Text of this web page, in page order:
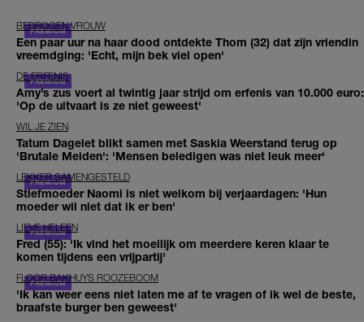
BEDROGEN VROUW
Een paar uur na haar dood ontdekte Thom (32) dat zijn vriendin
vreemdging: 'Echt, mijn bek viel open'
DE ERFENIS
Amy’s zus voert al twintig jaar strijd om erfenis van 10.000 euro:
'Op de uitvaart is ze niet geweest'
WIL JE ZIEN
Tatum Dagelet blikt samen met Saskia Weerstand terug op
'Brutale Meiden': 'Mensen beledigen was niet leuk meer'
LEKKER SAMENGESTELD
Stiefmoeder Naomi is niet welkom bij verjaardagen: 'Hun
moeder wil niet dat ik er ben'
LIEVE HELEEN
Fred (55): 'Ik vind het moeilijk om meerdere keren klaar te
komen tijdens een vrijpartij'
FLOOR BAKHUYS ROOZEBOOM
'Ik kan weer eens niet laten me af te vragen of ik wel de beste,
braafste burger ben geweest'